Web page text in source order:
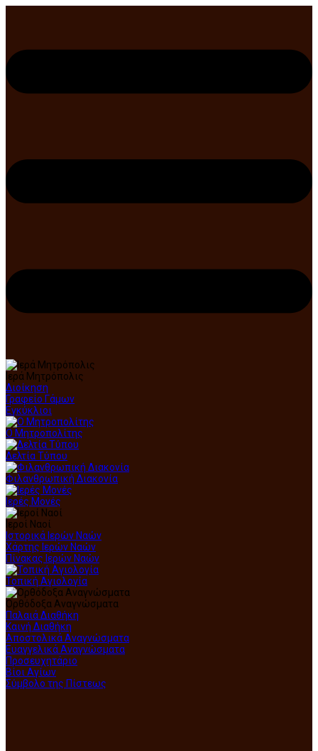
Ιερά Μητρόπολις
Διοίκηση
Γραφείο Γάμων
Εγκύκλιοι
Ο Μητροπολίτης
Δελτία Τύπου
Φιλανθρωπική Διακονία
Ιερές Μονές
Ιεροί Ναοί
Ιστορικά Ιερών Ναών
Χάρτης Ιερών Ναών
Πίνακας Ιερών Ναών
Τοπική Αγιολογία
Ορθόδοξα Αναγνώσματα
Παλαιά Διαθήκη
Καινή Διαθήκη
Αποστολικά Αναγνώσματα
Ευαγγελικά Αναγνώσματα
Προσευχητάριο
Βίοι Αγίων
Σύμβολο της Πίστεως